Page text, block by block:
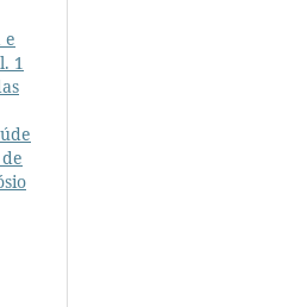
e
1